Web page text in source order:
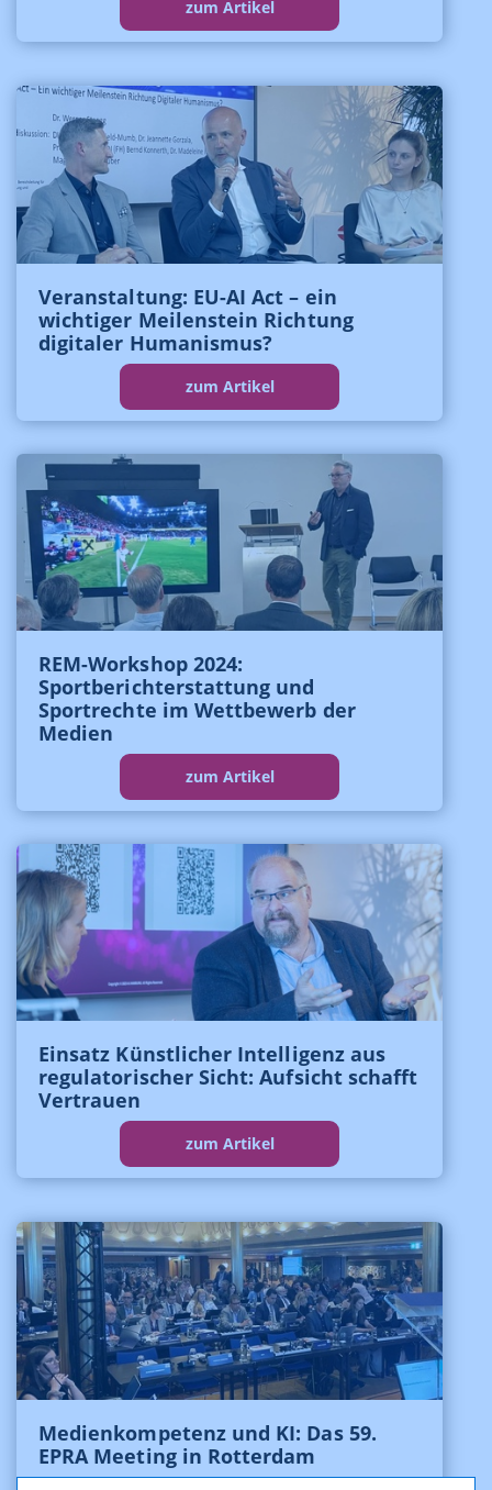
zum Artikel
Veranstaltung: EU-AI Act – ein
wichtiger Meilenstein Richtung
digitaler Humanismus?
zum Artikel
REM-Workshop 2024:
Sportberichterstattung und
Sportrechte im Wettbewerb der
Medien
zum Artikel
Einsatz Künstlicher Intelligenz aus
regulatorischer Sicht: Aufsicht schafft
Vertrauen
zum Artikel
Medienkompetenz und KI: Das 59.
EPRA Meeting in Rotterdam